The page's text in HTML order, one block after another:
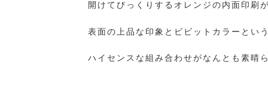
開けてびっくりするオレンジの内面印刷
表面の上品な印象とビビットカラーという
ハイセンスな組み合わせがなんとも素晴